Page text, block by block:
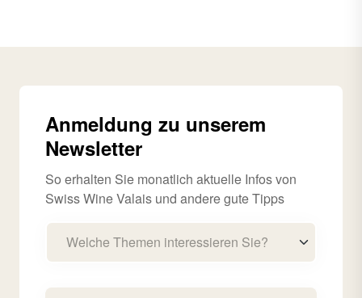
Anmeldung zu unserem
Newsletter
So erhalten Sie monatlich aktuelle Infos von
Swiss Wine Valais und andere gute Tipps
Welche Themen interessieren Sie?